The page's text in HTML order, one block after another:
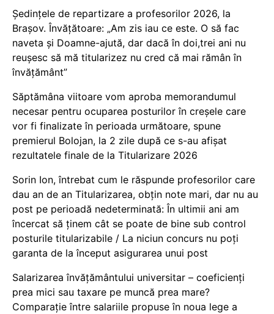
Ședințele de repartizare a profesorilor 2026, la
Brașov. Învățătoare: „Am zis iau ce este. O să fac
naveta și Doamne-ajută, dar dacă în doi,trei ani nu
reușesc să mă titularizez nu cred că mai rămân în
învățământ”
Săptămâna viitoare vom aproba memorandumul
necesar pentru ocuparea posturilor în creșele care
vor fi finalizate în perioada următoare, spune
premierul Bolojan, la 2 zile după ce s-au afișat
rezultatele finale de la Titularizare 2026
Sorin Ion, întrebat cum le răspunde profesorilor care
dau an de an Titularizarea, obțin note mari, dar nu au
post pe perioadă nedeterminată: În ultimii ani am
încercat să ținem cât se poate de bine sub control
posturile titularizabile / La niciun concurs nu poți
garanta de la început asigurarea unui post
Salarizarea învățământului universitar – coeficienți
prea mici sau taxare pe muncă prea mare?
Comparație între salariile propuse în noua lege a